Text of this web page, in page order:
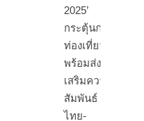
กระตุ้นการ
ท่องเที่ยว
พร้อมส่ง
เสริมความ
สัมพันธ์
ไทย-
อินเดีย